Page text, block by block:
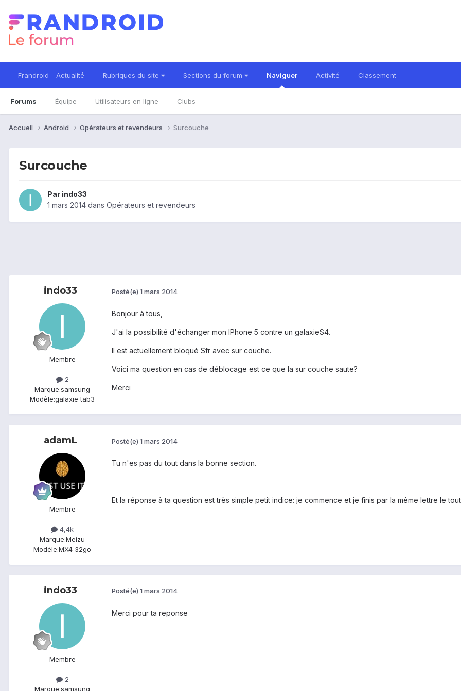
Frandroid - Actualité Rubriques du site Sections du forum Naviguer
Forums Équipe Utilisateurs en ligne Clubs
Activité Classement
Accueil Android Opérateurs et revendeurs Surcouche
Surcouche
Par indo33
1 mars 2014 dans Opérateurs et revendeurs
indo33
Membre
2
Marque:samsung
Modèle:galaxie tab3
Posté(e) 1 mars 2014
Bonjour à tous,
J'ai la possibilité d'échanger mon IPhone 5 contre un galaxieS4.
Il est actuellement bloqué Sfr avec sur couche.
Voici ma question en cas de déblocage est ce que la sur couche saute?
Merci
adamL
Membre
4,4k
Marque:Meizu
Modèle:MX4 32go
Posté(e) 1 mars 2014
Tu n'es pas du tout dans la bonne section.
Et la réponse à ta question est très simple petit indice: je commence et je finis par la même lettre le
indo33
Membre
2
Marque:samsung
Posté(e) 1 mars 2014
Merci pour ta reponse